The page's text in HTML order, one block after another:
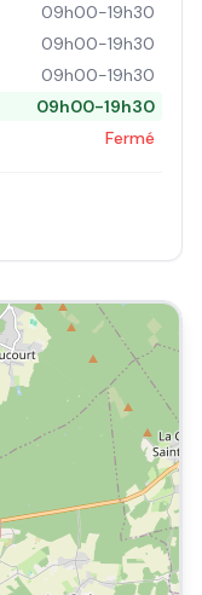
09h00-19h30
09h00-19h30
09h00-19h30
09h00-19h30
Fermé